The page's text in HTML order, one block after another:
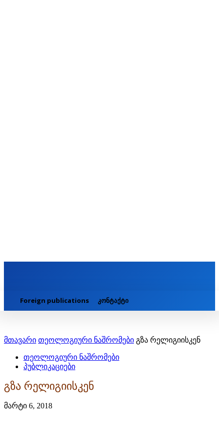
Foreign publications კონტაქტი
მთავარი თეოლოგიური ნაშრომები გზა რელიგიისკენ
თეოლოგიური ნაშრომები
პუბლიკაციები
გზა რელიგიისკენ
მარტი 6, 2018